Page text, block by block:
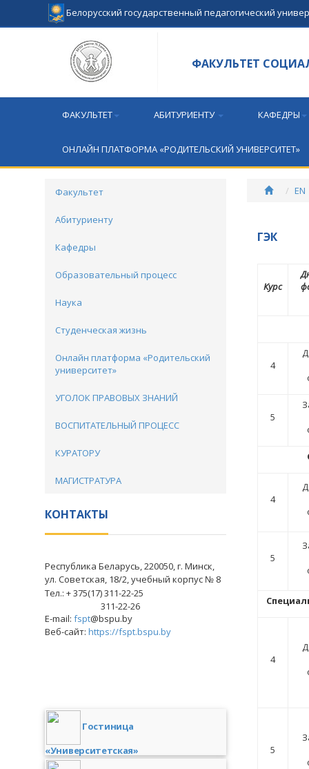
Белорусский государственный педагогический
ФАКУЛЬТЕТ
ФАКУЛЬТЕТ АБИТУРИЕНТУ КАФЕДРЫ
ОНЛАЙН ПЛАТФОРМА «РОДИТЕЛЬСКИЙ УНИВЕРСИТЕТ»
Факультет
Абитуриенту
Кафедры
Образовательный процесс
Наука
Студенческая жизнь
Онлайн платформа «Родительский
университет»
УГОЛОК ПРАВОВЫХ ЗНАНИЙ
ВОСПИТАТЕЛЬНЫЙ ПРОЦЕСС
КУРАТОРУ
МАГИСТРАТУРА
КОНТАКТЫ
Республика Беларусь, 220050, г. Минск,
ул. Советская, 18/2, учебный корпус № 8
Тел.: + 375(17) 311-22-25
311-22-26
E-mail: fspt@bspu.by
Веб-сайт: https://fspt.bspu.by
Гостиница
«Университетская»
EN
ГЭК
Курс
4
5
4
5
4
5